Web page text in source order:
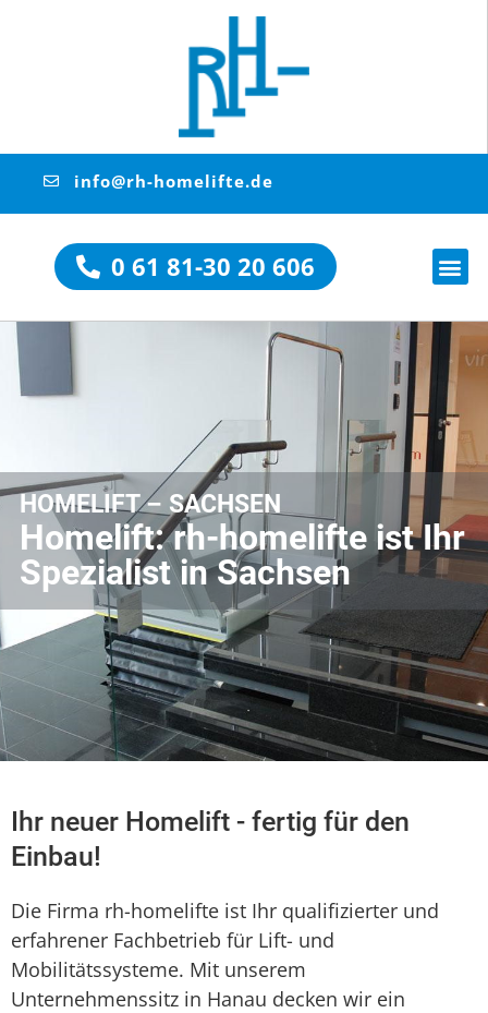
info@rh-homelifte.de
0 61 81-30 20 606
HOMELIFT – SACHSEN
Homelift: rh-homelifte ist Ihr
Spezialist in Sachsen
Ihr neuer Homelift - fertig für den
Einbau!
Die Firma rh-homelifte ist Ihr qualifizierter und
erfahrener Fachbetrieb für Lift- und
Mobilitätssysteme. Mit unserem
Unternehmenssitz in Hanau decken wir ein